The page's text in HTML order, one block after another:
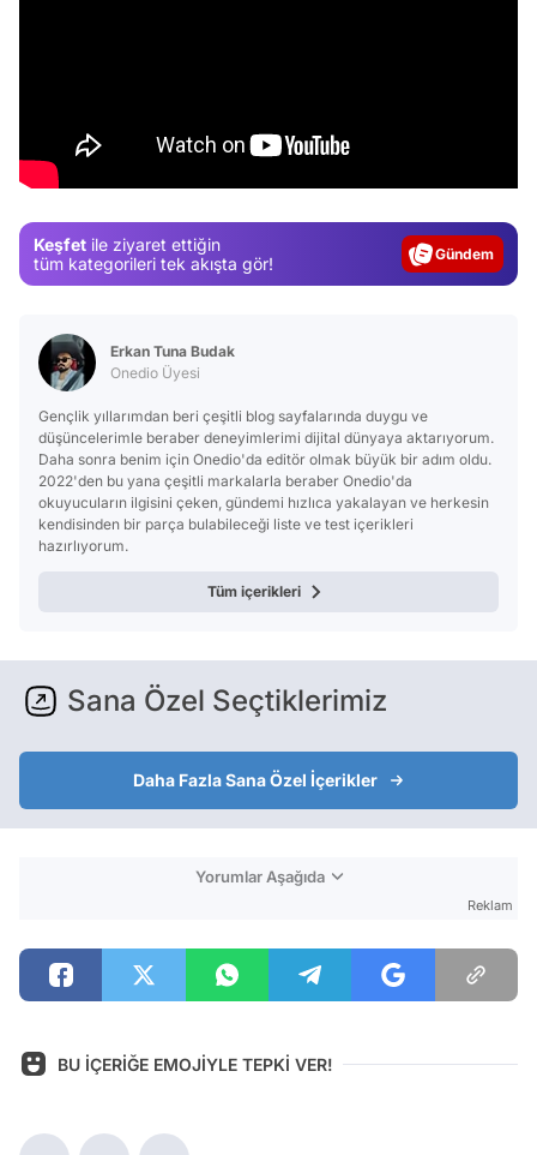
Keşfet ile ziyaret ettiğin
tüm kategorileri tek akışta gör!
Gündem
Erkan Tuna Budak
Onedio Üyesi
Gençlik yıllarımdan beri çeşitli blog sayfalarında duygu ve
düşüncelerimle beraber deneyimlerimi dijital dünyaya aktarıyorum.
Daha sonra benim için Onedio'da editör olmak büyük bir adım oldu.
2022'den bu yana çeşitli markalarla beraber Onedio'da
okuyucuların ilgisini çeken, gündemi hızlıca yakalayan ve herkesin
kendisinden bir parça bulabileceği liste ve test içerikleri
hazırlıyorum.
Tüm içerikleri
Sana Özel Seçtiklerimiz
Daha Fazla Sana Özel İçerikler
Yorumlar Aşağıda
Reklam
BU İÇERİĞE EMOJİYLE TEPKİ VER!